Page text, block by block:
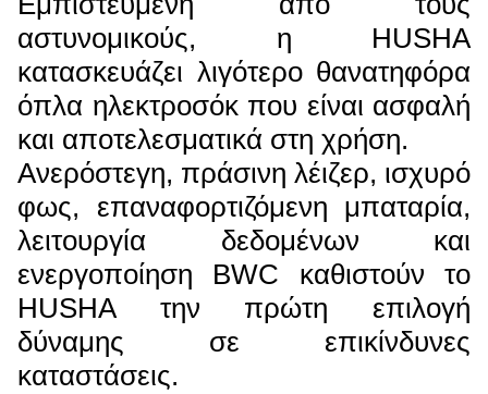
αστυνομικούς, η HUSHA
κατασκευάζει λιγότερο θανατηφόρα
όπλα ηλεκτροσόκ που είναι ασφαλή
και αποτελεσματικά στη χρήση.
Ανερόστεγη, πράσινη λέιζερ, ισχυρό
φως, επαναφορτιζόμενη μπαταρία,
λειτουργία δεδομένων και
ενεργοποίηση BWC καθιστούν το
HUSHA την πρώτη επιλογή
δύναμης σε επικίνδυνες
καταστάσεις.